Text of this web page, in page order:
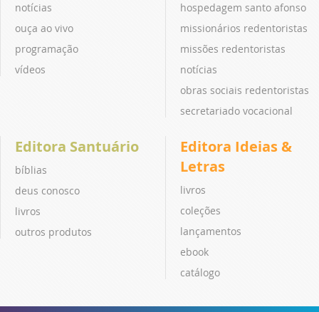
notícias
ouça ao vivo
programação
vídeos
hospedagem santo afonso
missionários redentoristas
missões redentoristas
notícias
obras sociais redentoristas
secretariado vocacional
Editora Santuário
bíblias
deus conosco
livros
outros produtos
Editora Ideias &
Letras
livros
coleções
lançamentos
ebook
catálogo